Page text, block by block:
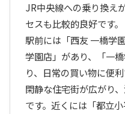
JR中央線への乗り換え
セスも比較的良好です。
駅前には「西友 一橋学
学園店」があり、「一
り、日常の買い物に便利
閑静な住宅街が広がり
です。近くには「都立